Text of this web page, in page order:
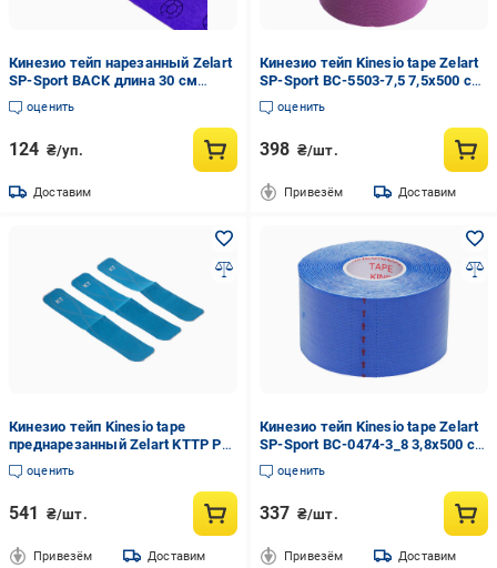
Кинезио тейп нарезанный Zelart
SP-Sport BACK длина 30 см
(DR006233)
оценить
124 ₴/уп.
Доставим
Кинезио тейп Kinesio tape Zelart
SP-Sport BC-5503-7,5 7,5х500 см
(DR004207)
оценить
398 ₴/шт.
Привезём Доставим
Кинезио тейп Kinesio tape
преднарезанный Zelart KTTP Pro
PRE-CUT 25 см 3 шт. (DR004208)
оценить
541 ₴/шт.
Привезём Доставим
Кинезио тейп Kinesio tape Zelart
SP-Sport BC-0474-3_8 3,8х500 см
(DR004199)
оценить
337 ₴/шт.
Привезём Доставим